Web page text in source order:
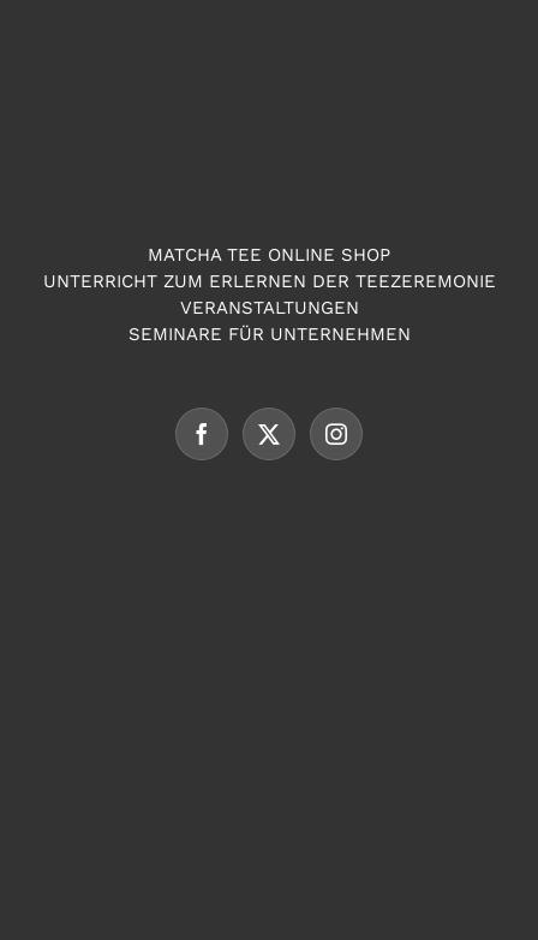
MATCHA TEE ONLINE SHOP
UNTERRICHT ZUM ERLERNEN DER TEEZEREMONIE
VERANSTALTUNGEN
SEMINARE FÜR UNTERNEHMEN